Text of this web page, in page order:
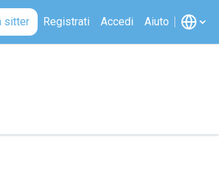
sitter Registrati Accedi Aiuto